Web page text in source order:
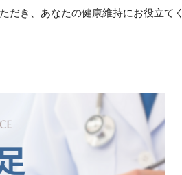
だき、あなたの健康維持にお役立てく